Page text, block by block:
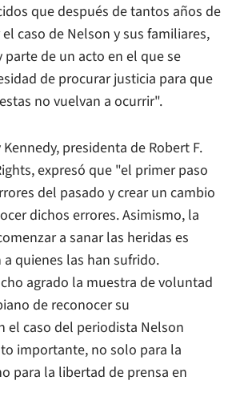
que después de tantos años de
caso de Nelson y sus familiares,
de un acto en el que se
de procurar justicia para que
no vuelvan a ocurrir".
presidenta de Robert F.
expresó que "el primer paso
del pasado y crear un cambio
dichos errores. Asimismo, la
a sanar las heridas es
quienes las han sufrido.
agrado la muestra de voluntad
de reconocer su
el caso del periodista Nelson
importante, no solo para la
para la libertad de prensa en